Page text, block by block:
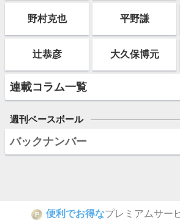
野村克也 平野謙
辻恭彦 大久保博元
連載コラム一覧
週刊ベースボール
バックナンバー
P 便利でお得なプレミアムサー